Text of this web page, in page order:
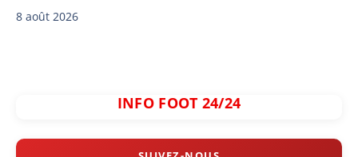
8 août 2026
INFO FOOT 24/24